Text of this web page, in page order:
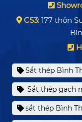
CS3: 177 thôn
Sắt thép Bình
Sắt thép gạch
sắt thép Bình